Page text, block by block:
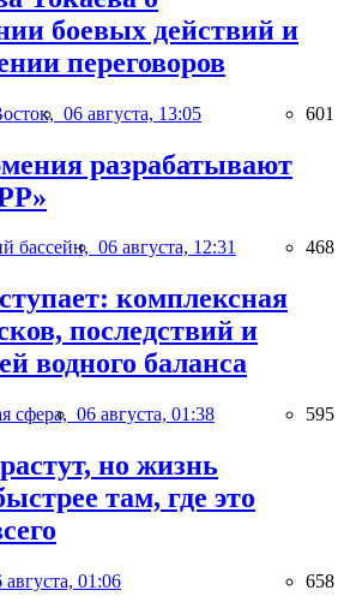
боевых действий и
переговоров
06 августа, 13:05 601
разрабатывают
бассейн, 06 августа, 12:31 468
комплексная
последствий и
водного баланса
сфера, 06 августа, 01:38 595
но жизнь
там, где это
августа, 01:06 658